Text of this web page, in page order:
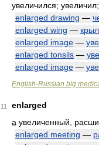
увеличился;
enlarged drawing —
enlarged wing —
enlarged image —
enlarged tonsils —
enlarged image —
English-Russian big
11
enlarged
a увеличенный,
enlarged meeting —